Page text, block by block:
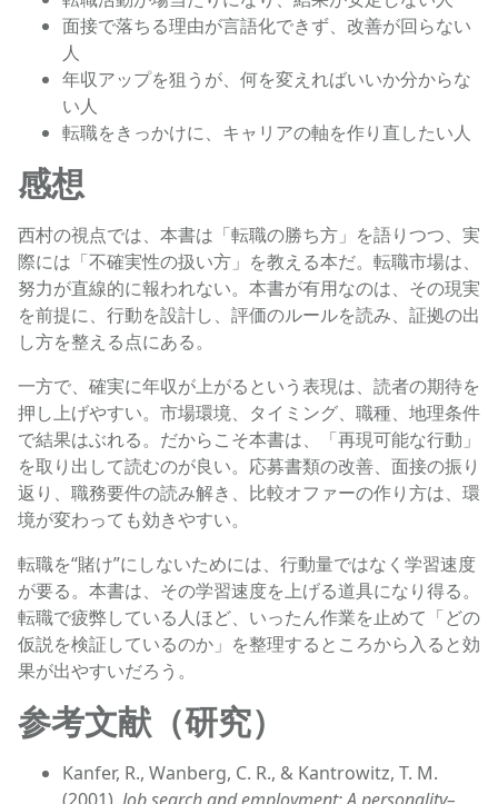
面接で落ちる理由が言語化できず、改善が回らない
人
年収アップを狙うが、何を変えればいいか分からな
い人
転職をきっかけに、キャリアの軸を作り直したい人
感想
西村の視点では、本書は「転職の勝ち方」を語りつつ、実
際には「不確実性の扱い方」を教える本だ。転職市場は、
努力が直線的に報われない。本書が有用なのは、その現実
を前提に、行動を設計し、評価のルールを読み、証拠の出
し方を整える点にある。
一方で、確実に年収が上がるという表現は、読者の期待を
押し上げやすい。市場環境、タイミング、職種、地理条件
で結果はぶれる。だからこそ本書は、「再現可能な行動」
を取り出して読むのが良い。応募書類の改善、面接の振り
返り、職務要件の読み解き、比較オファーの作り方は、環
境が変わっても効きやすい。
転職を“賭け”にしないためには、行動量ではなく学習速度
が要る。本書は、その学習速度を上げる道具になり得る。
転職で疲弊している人ほど、いったん作業を止めて「どの
仮説を検証しているのか」を整理するところから入ると効
果が出やすいだろう。
参考文献（研究）
Kanfer, R., Wanberg, C. R., & Kantrowitz, T. M.